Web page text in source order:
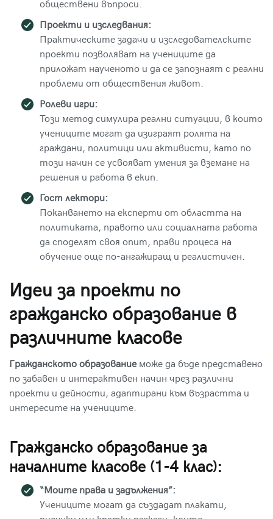
обществени въпроси.
Проекти и изследвания:
Практическите задачи и изследователските
проекти позволяват на учениците да
приложат наученото и да се запознаят с реални
проблеми от обществения живот.
Ролеви игри:
Този метод симулира реални ситуации, в които
учениците могат да изиграят ролята на
граждани, политици или активисти, като по
този начин се усвояват умения за вземане на
решения и работа в екип.
Гост лектори:
Поканването на експерти от областта на
политиката, правото или социалната работа
да споделят своя опит, прави процеса на
обучение още по-ангажиращ и реалистичен.
Идеи за проекти по
гражданско образование в
различните класове
Гражданското образованиеможе да бъде представено
по забавен и интерактивен начин чрез различни
проекти и дейности, адаптирани към възрастта и
интересите на учениците.
Гражданско образование за
началните класове (1-4 клас):
“Моите права и задължения”:
Учениците могат да създадат плакати,